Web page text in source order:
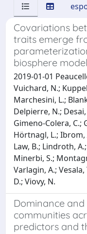
Covariations
traits emerge
biosphere model
2019-01-01
Vuichard, N.;
Marchesini, L.;
Delpierre, N.;
Gimeno-Colera, C.;
Hörtnagl, L.; Ibrom,
Law, B.; Lindroth,
Minerbi, S.;
Varlagin, A.;
D.; Viovy, N.
Dominance
communities
predictors and